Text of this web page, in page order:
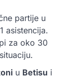
partije u
asistencija.
za oko 30
u Betisu i